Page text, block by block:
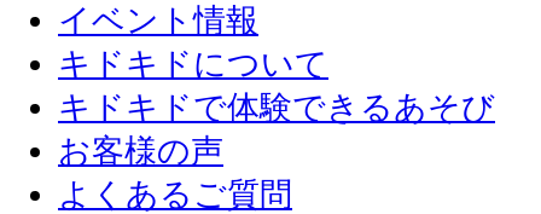
イベント情報
キドキドについて
キドキドで体験できるあそび
お客様の声
よくあるご質問